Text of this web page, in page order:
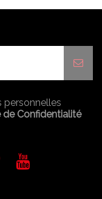
personnelles
de Confidentialité